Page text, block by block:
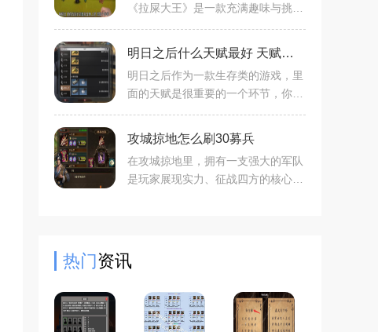
《拉屎大王》是一款充满趣味与挑战
方式将日常生活中的如厕场景进行创
意性改编，为玩家带来了别样的游戏
明日之后什么天赋最好 天赋提升方式
明日之后作为一款生存类的游戏，里
面的天赋是很重要的一个环节，你需
级，这样在对局中才能更加的舒适，
除了
攻城掠地怎么刷30募兵
在攻城掠地里，拥有一支强大的军队
是玩家展现实力、征战四方的核心。
热门资讯